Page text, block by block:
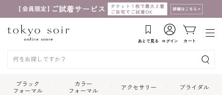
あとで見る ログイン カート
ブラック
フォーマル
カラー
フォーマル
アクセサリー ブライダル